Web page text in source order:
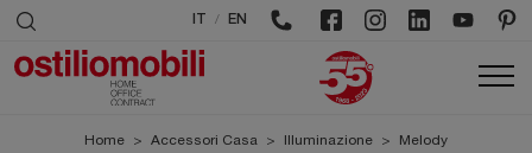
/ EN
Home > Accessori Casa > Illuminazione > Melody